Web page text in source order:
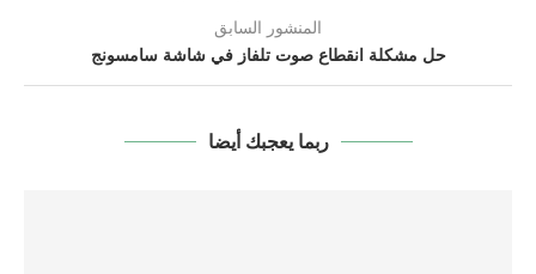
المنشور السابق
حل مشكلة انقطاع صوت تلفاز في شاشة سامسونج
ربما يعجبك أيضا